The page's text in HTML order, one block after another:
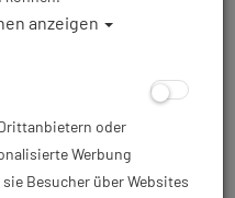
anzeigen
oder
Werbung
Besucher über Websites